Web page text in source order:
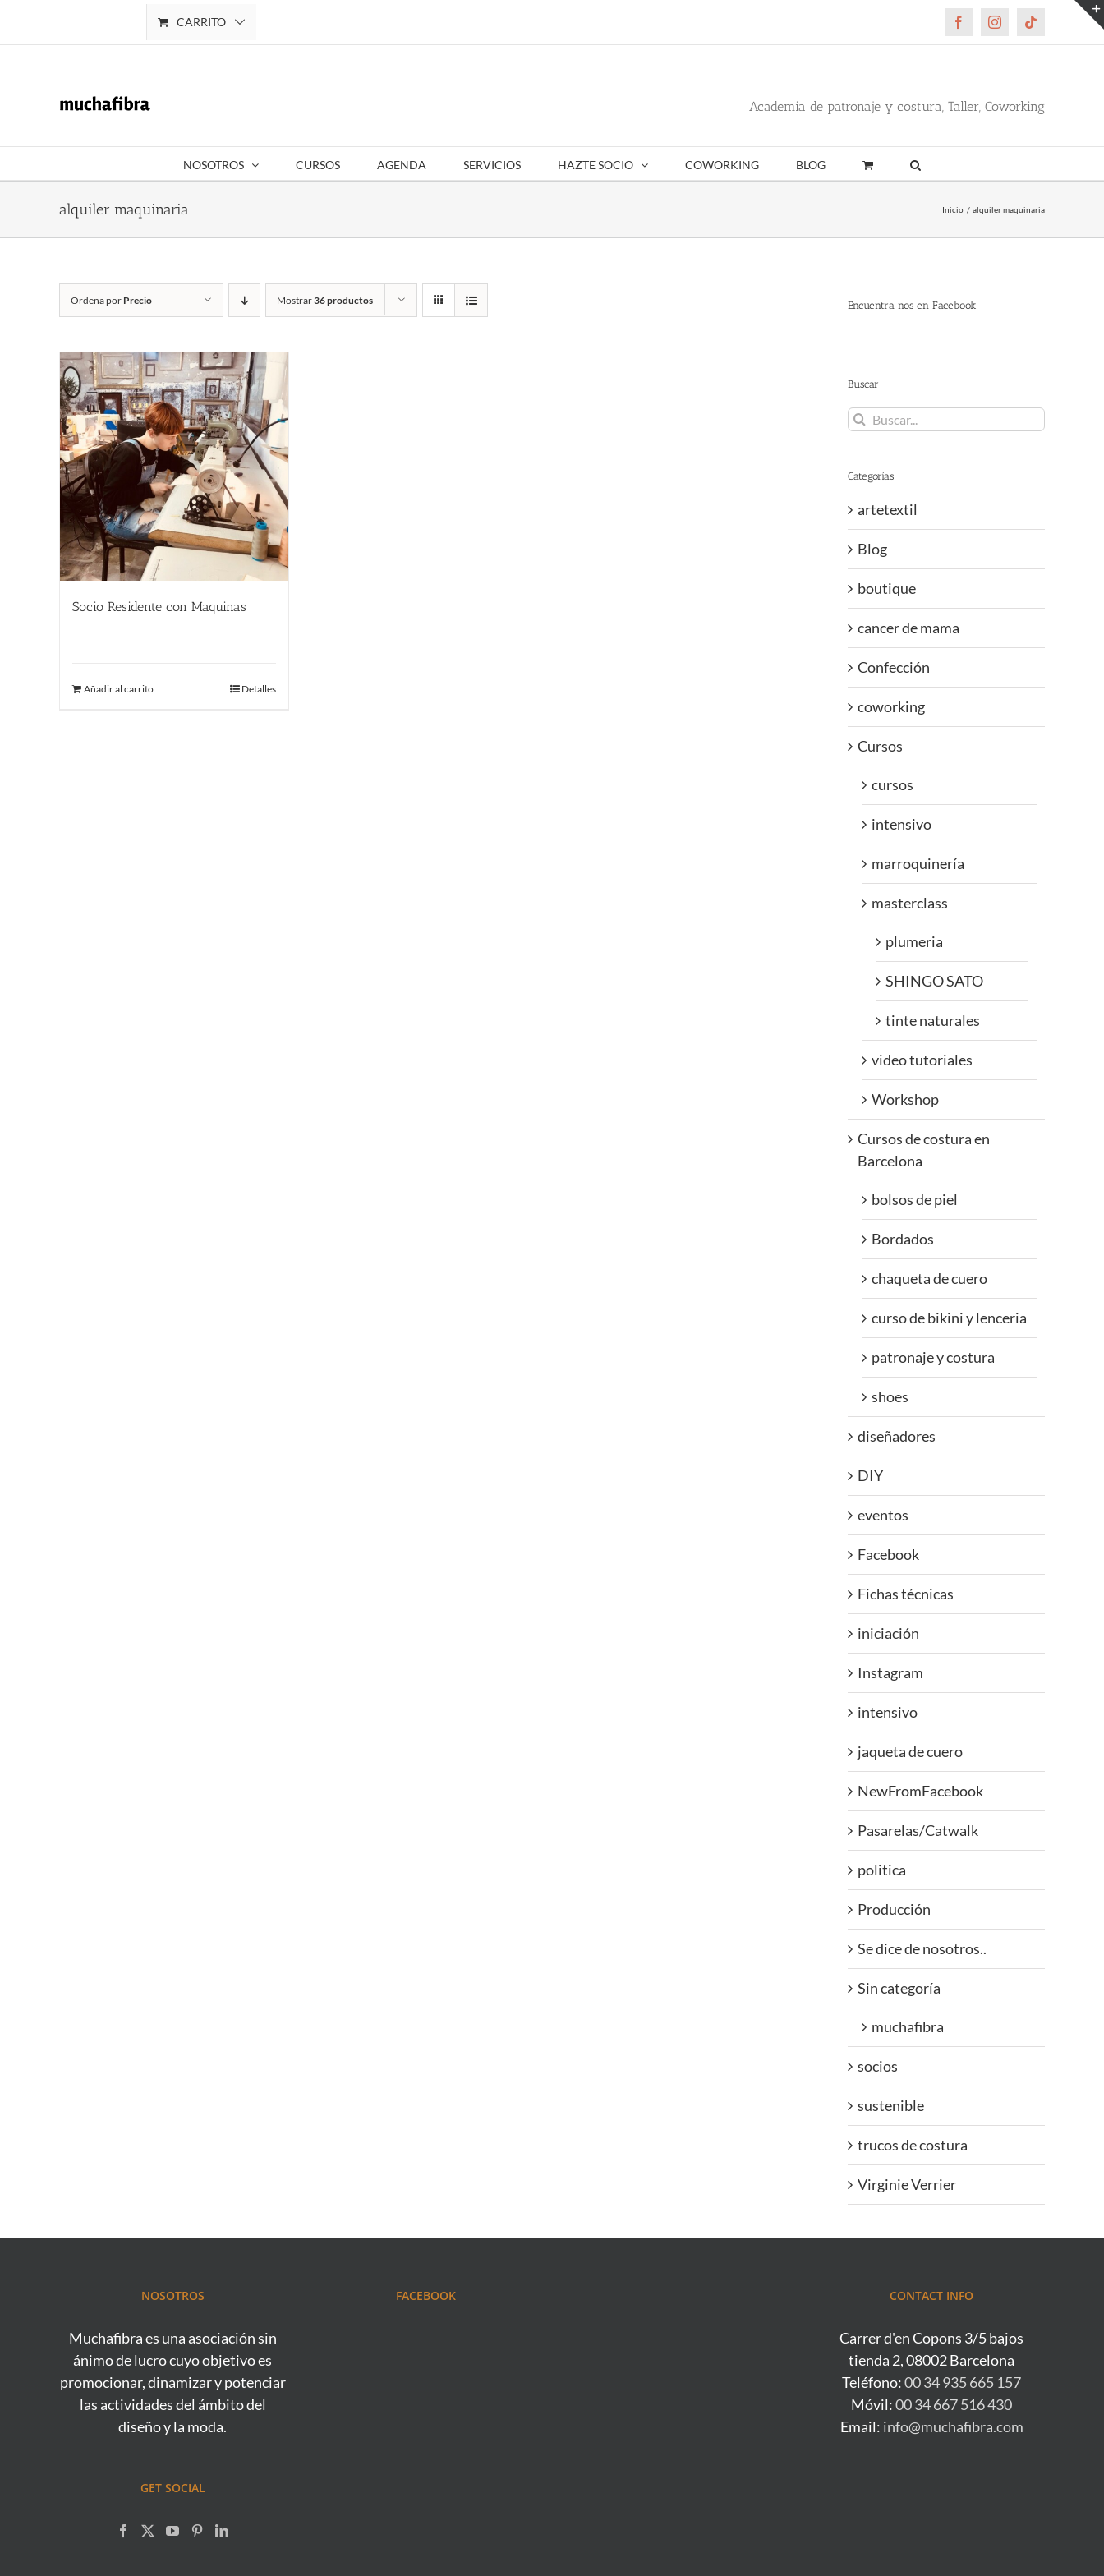
CARRITO FacebookInstagramTiktok
Academia de patronaje y costura, Taller, Coworking
NOSOTROS CURSOS AGENDA SERVICIOS HAZTE SOCIO COWORKING BLOG
alquiler maquinaria Inicio alquiler maquinaria
Ordena por Precio Mostrar36 productos
Socio Residente con Maquinas
Añadir al carrito Detalles
Encuentra nos en Facebook
Buscar
Buscar:
Categorías
artetextil
Blog
boutique
cancer de mama
Confección
coworking
Cursos
cursos
intensivo
marroquinería
masterclass
plumeria
SHINGO SATO
tinte naturales
video tutoriales
Workshop
Cursos de costura en
Barcelona
bolsos de piel
Bordados
chaqueta de cuero
curso de bikini y lenceria
patronaje y costura
shoes
diseñadores
DIY
eventos
Facebook
Fichas técnicas
iniciación
Instagram
intensivo
jaqueta de cuero
NewFromFacebook
Pasarelas/Catwalk
politica
Producción
Se dice de nosotros..
Sin categoría
muchafibra
socios
sustenible
trucos de costura
Virginie Verrier
NOSOTROS
Muchafibra es una asociación sin
ánimo de lucro cuyo objetivo es
promocionar, dinamizar y potenciar
las actividades del ámbito del
diseño y la moda.
GET SOCIAL
FACEBOOK CONTACT INFO
Carrer d'en Copons 3/5 bajos
tienda 2, 08002 Barcelona
Teléfono:00 34 935 665 157
Móvil:00 34 667 516 430
Email: info@muchafibra.com